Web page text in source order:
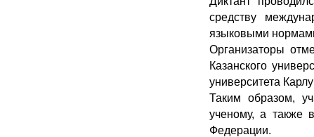
средству
языковыми
Организаторы
Казанского
университета
Таким образом,
ученому, а также
Федерации.